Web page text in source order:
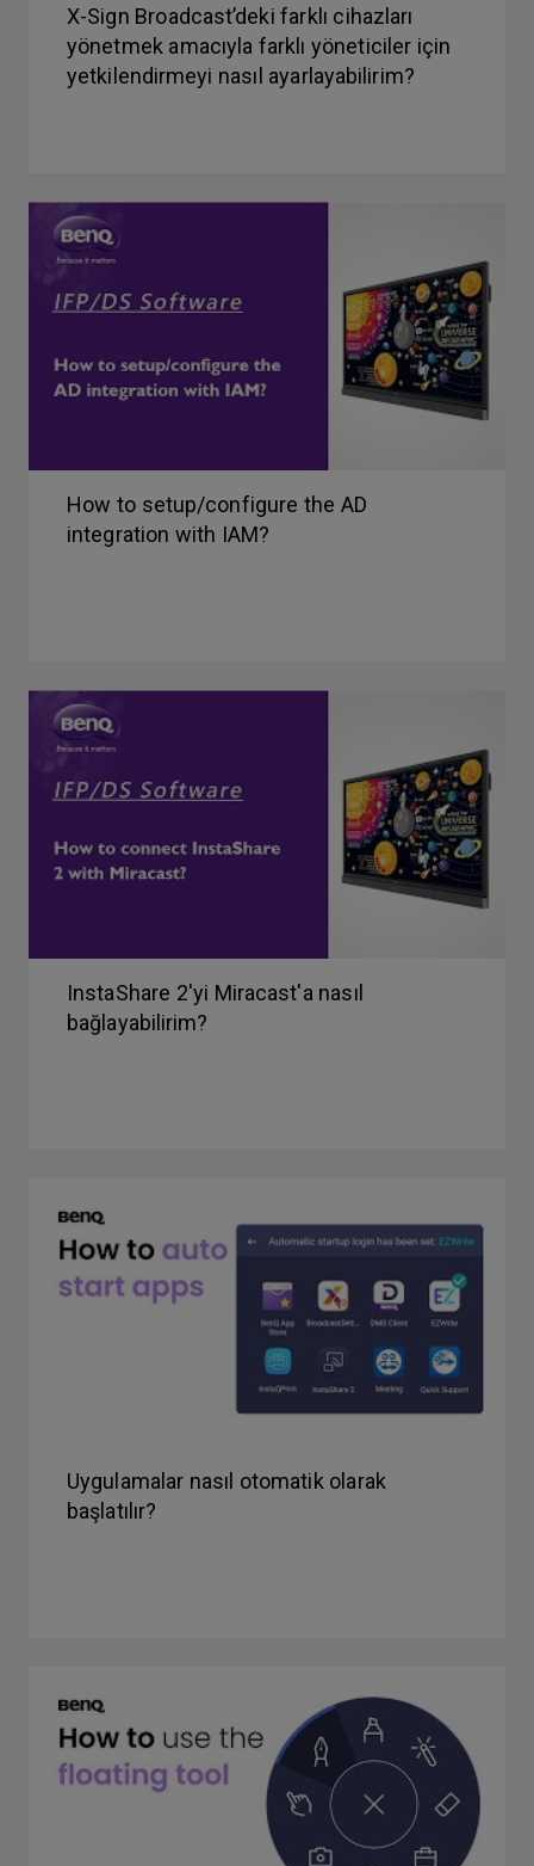
X-Sign Broadcast’deki farklı cihazları
yönetmek amacıyla farklı yöneticiler için
yetkilendirmeyi nasıl ayarlayabilirim?
How to setup/configure the AD
integration with IAM?
InstaShare 2'yi Miracast'a nasıl
bağlayabilirim?
Uygulamalar nasıl otomatik olarak
başlatılır?